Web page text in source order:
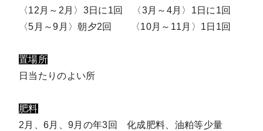
〈12月～2月〉3日に1回 〈3月～4月〉1日に1回
〈5月～9月〉朝夕2回 〈10月～11月〉1日1回
置場所
日当たりのよい所
肥料
2月、6月、9月の年3回 化成肥料、油粕等少量